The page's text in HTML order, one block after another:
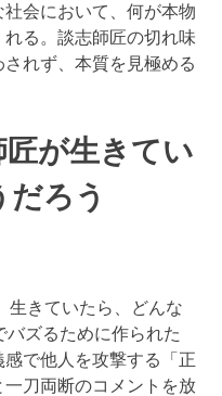
会において、何が本物
る。談志師匠の切れ味
れず、本質を見極める
が生きてい
ろう
生きていたら、どんな
ズるために作られた
感で他人を攻撃する「正
刀両断のコメントを放